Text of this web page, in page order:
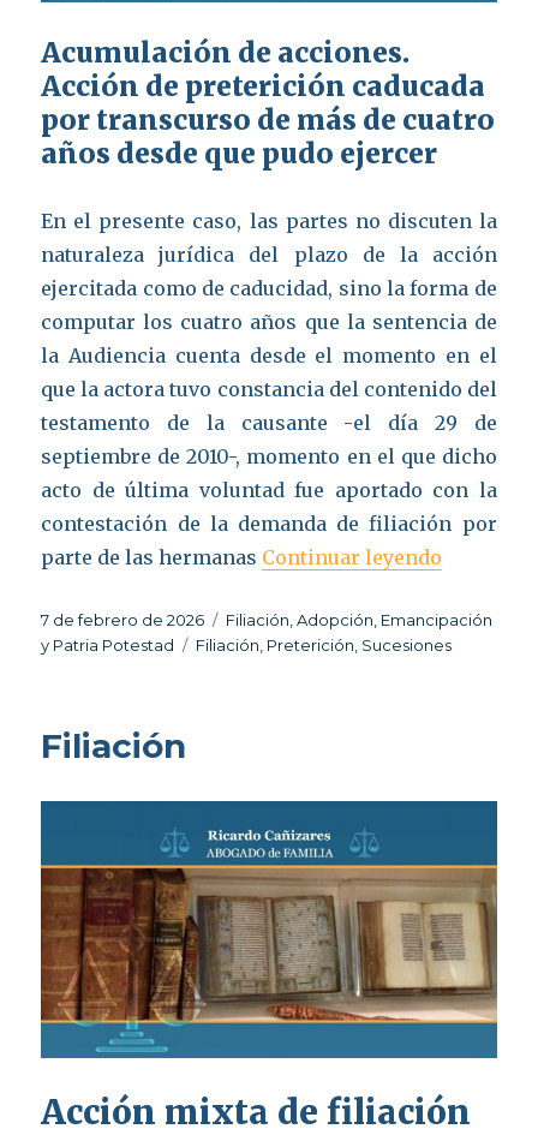
Acumulación de acciones.
Acción de preterición caducada
por transcurso de más de cuatro
años desde que pudo ejercer
En el presente caso, las partes no discuten la
naturaleza jurídica del plazo de la acción
ejercitada como de caducidad, sino la forma de
computar los cuatro años que la sentencia de
la Audiencia cuenta desde el momento en el
que la actora tuvo constancia del contenido del
testamento de la causante -el día 29 de
septiembre de 2010-, momento en el que dicho
acto de última voluntad fue aportado con la
contestación de la demanda de filiación por
parte de las hermanas Continuar leyendo
Publicado
el
7 de febrero de 2026 Categorías
Filiación, Adopción, Emancipación
y Patria Potestad
Etiquetas
Filiación, Preterición, Sucesiones
Filiación
Acción mixta de filiación